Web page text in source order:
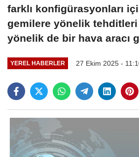
farklı konfigürasyonları
gemilere yönelik tehditleri
yönelik de bir hava aracı
YEREL HABERLER 27 Ekim 2025 -